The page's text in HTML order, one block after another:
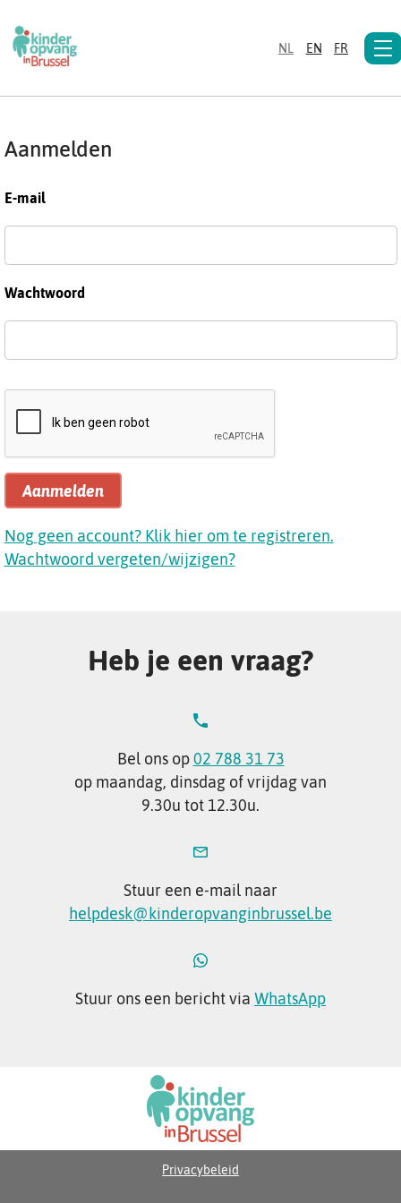
NL EN FR
Aanmelden
E-mail
Wachtwoord
Aanmelden
Nog geen account? Klik hier om te registreren.
Wachtwoord vergeten/wijzigen?
Heb je een vraag?
Bel ons op02 788 31 73
op maandag, dinsdag of vrijdag van
9.30u tot 12.30u.
Stuur een e-mail naar
helpdesk@kinderopvanginbrussel.be
Stuur ons een bericht via WhatsApp
Privacybeleid